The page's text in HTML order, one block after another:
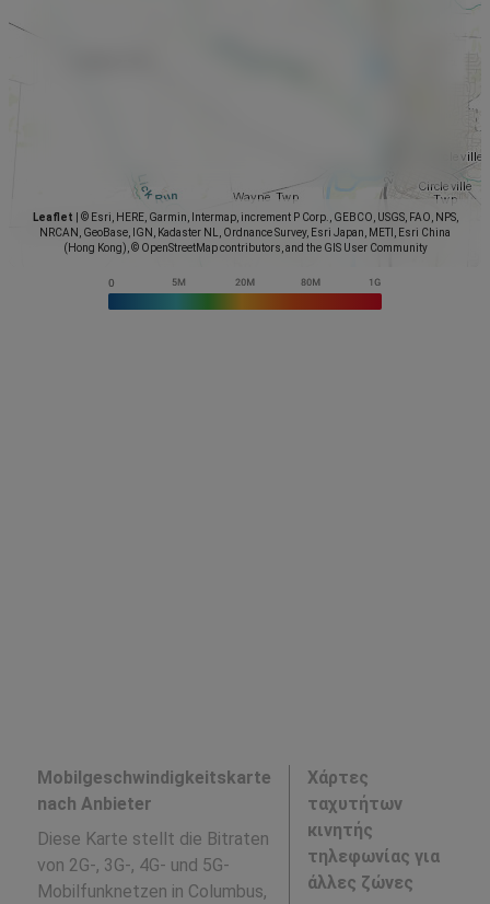
Leaflet
© Esri, HERE, Garmin, Intermap, increment P Corp., GEBCO, USGS, FAO, NPS,
NRCAN, GeoBase, IGN, Kadaster NL, Ordnance Survey, Esri Japan, METI, Esri China
(Hong Kong), © OpenStreetMap contributors, and the GIS User Community
Mobilgeschwindigkeitskarte
nach Anbieter
Diese Karte stellt die Bitraten
von 2G-, 3G-, 4G- und 5G-
Mobilfunknetzen in Columbus,
Χάρτες
ταχυτήτων
κινητής
τηλεφωνίας για
άλλες ζώνες